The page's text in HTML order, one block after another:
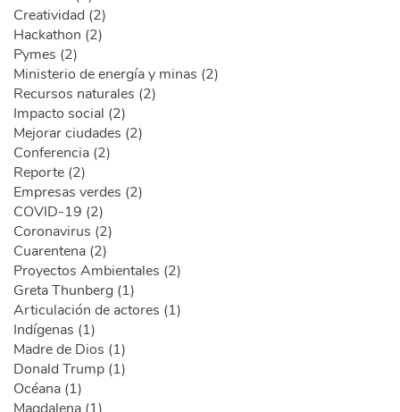
Creatividad (2)
Hackathon (2)
Pymes (2)
Ministerio de energía y minas (2)
Recursos naturales (2)
Impacto social (2)
Mejorar ciudades (2)
Conferencia (2)
Reporte (2)
Empresas verdes (2)
COVID-19 (2)
Coronavirus (2)
Cuarentena (2)
Proyectos Ambientales (2)
Greta Thunberg (1)
Articulación de actores (1)
Indígenas (1)
Madre de Dios (1)
Donald Trump (1)
Océana (1)